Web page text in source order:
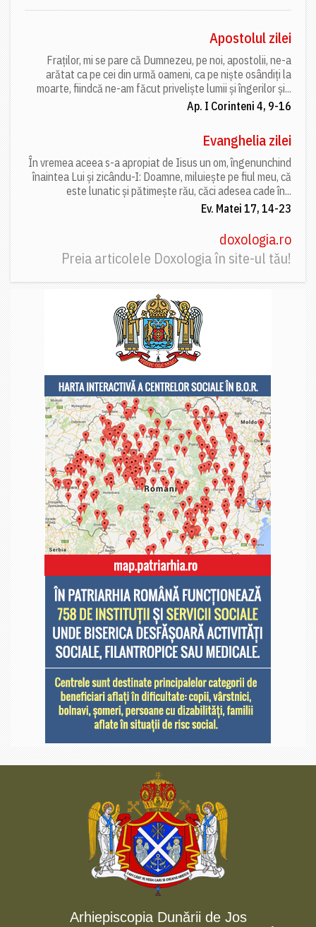
Apostolul zilei
Fraților, mi se pare că Dumnezeu, pe noi, apostolii, ne-a
arătat ca pe cei din urmă oameni, ca pe niște osândiți la
moarte, fiindcă ne-am făcut priveliște lumii și îngerilor și...
Ap. I Corinteni 4, 9-16
Evanghelia zilei
În vremea aceea s-a apropiat de Iisus un om, îngenunchind
înaintea Lui și zicându-I: Doamne, miluiește pe fiul meu, că
este lunatic și pătimește rău, căci adesea cade în...
Ev. Matei 17, 14-23
doxologia.ro
Preia articolele Doxologia în site-ul tău!
Arhiepiscopia Dunării de Jos